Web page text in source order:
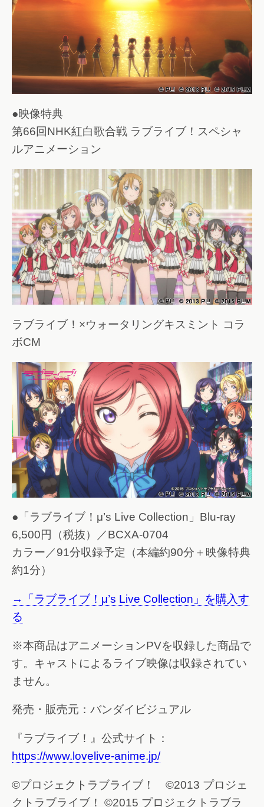
●映像特典
第66回NHK紅白歌合戦 ラブライブ！スペシャ
ルアニメーション
ラブライブ！×ウォータリングキスミント コラ
ボCM
●「ラブライブ！μ’s Live Collection」Blu-ray
6,500円（税抜）／BCXA-0704
カラー／91分収録予定（本編約90分＋映像特典
約1分）
→「ラブライブ！μ’s Live Collection」を購入す
る
※本商品はアニメーションPVを収録した商品で
す。キャストによるライブ映像は収録されてい
ません。
発売・販売元：バンダイビジュアル
『ラブライブ！』公式サイト：
https://www.lovelive-anime.jp/
©プロジェクトラブライブ！ ©2013 プロジェ
クトラブライブ！ ©2015 プロジェクトラブラ